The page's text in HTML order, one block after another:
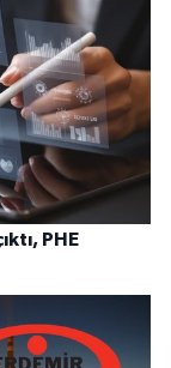
PHE